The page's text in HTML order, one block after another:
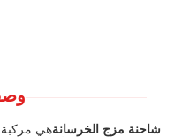
شاحنة مزج الخرسانةهي مركبة